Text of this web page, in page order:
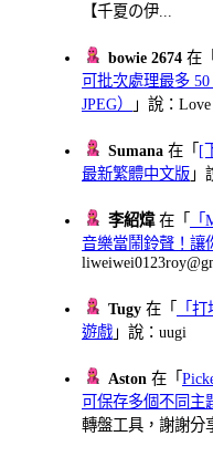
【千夏の伊...
bowie 2674 在「
可批次處理最多
JPEG）
」說：Love
Sumana 在「 [
最新繁體中文版 」
李紹煒在「
音樂當鬧鈴聲！讓
Tugy 在「
「
遊戲 」說：uugi
Aston 在「
可保存多個不同主
轉盤工具，謝謝分